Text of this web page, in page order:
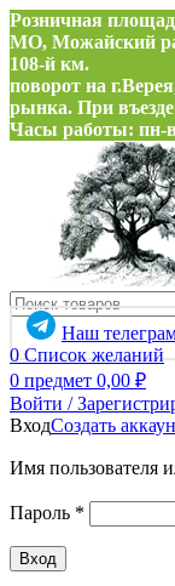
Розничная
МО, Можайский
108-й км.
поворот на
рынка. При
Часы работы: пн-
Наш
0 Список желаний
0 предмет 0,00 ₽
Войти /
ВходСоздать
Имя пользователя
Пароль *
Вход